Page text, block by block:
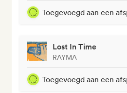
Toegevoegd aan een
Lost In Time
RAYMA
Toegevoegd aan een